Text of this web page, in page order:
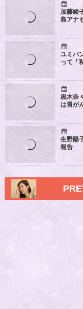
加藤綾
島アナ
ユミパ
って「
黒木奈
は胃が
生野陽
報告